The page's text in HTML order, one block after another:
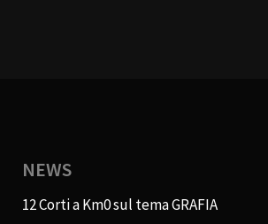
NEWS
12 Corti a Km0 sul tema GRAFIA